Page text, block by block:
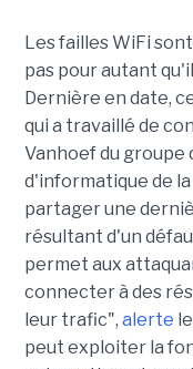
Les failles WiFi
pas pour autant
Dernière en date,
qui a travaillé de
Vanhoef du
d'informatique de
partager une
résultant d'un
permet aux
connecter à des
leur trafic", alerte
peut exploiter la